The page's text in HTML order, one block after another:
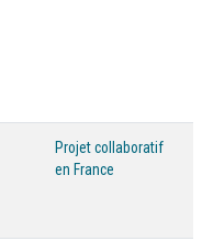
Projet collaboratif
en France